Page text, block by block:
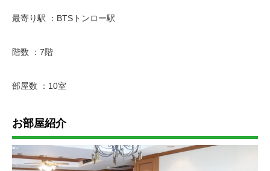
最寄り駅 ：BTSトンロー駅
階数 ：7階
部屋数 ：10室
お部屋紹介